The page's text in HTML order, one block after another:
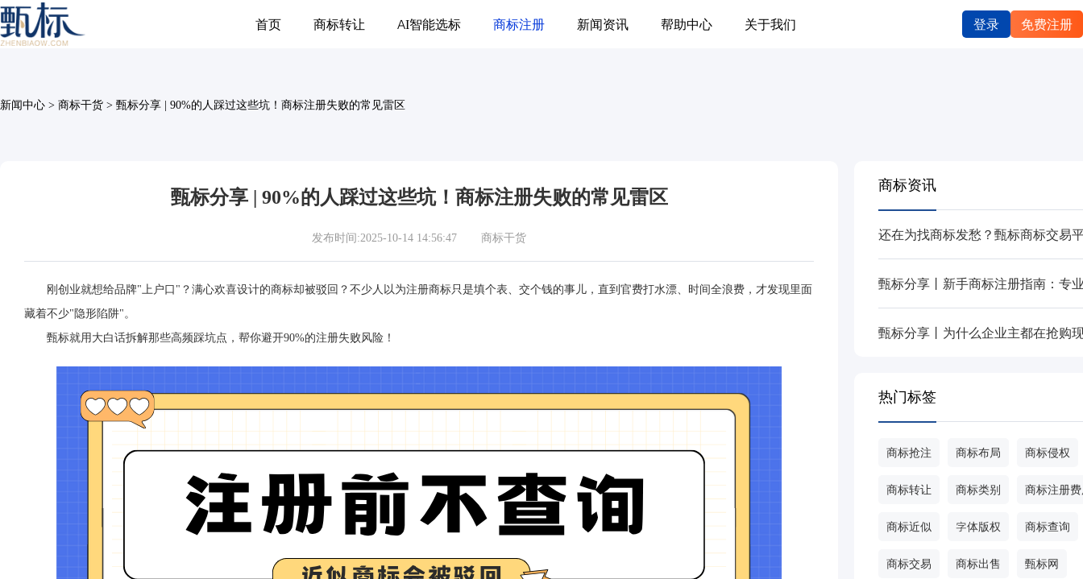
首页 商标转让 AI智能选标 商标注册 新闻资讯 帮助中心 关于我们 登录 免费注册
新闻中心 > 商标干货 > 甄标分享 | 90%的人踩过这些坑！商标注册失败的常见雷区
甄标分享 | 90%的人踩过这些坑！商标注册失败的常见雷区
发布时间:2025-10-14 14:56:47 商标干货
刚创业就想给品牌"上户口"？满心欢喜设计的商标却被驳回？不少人以为注册商标只是填个表、交个钱的事儿，直到官费打水漂、时间全浪费，才发现里面
藏着不少"隐形陷阱"。
甄标就用大白话拆解那些高频踩坑点，帮你避开90%的注册失败风险！
商标资讯
热门标签
商标抢注 商标布局 商标侵权
商标转让 商标类别 商标注册
商标近似 字体版权 商标查询
商标交易 商标出售 甄标网